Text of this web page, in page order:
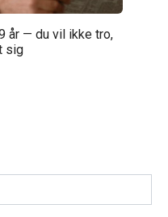
år — du vil ikke tro,
sig